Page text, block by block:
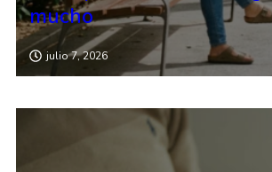
mucho
julio 7, 2026